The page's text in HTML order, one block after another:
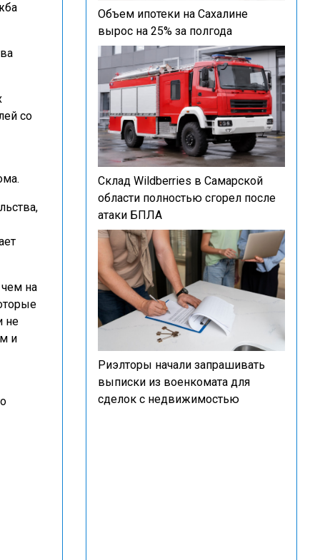
со
на
не
и
Объем ипотеки на Сахалине
вырос на 25% за полгода
Склад Wildberries в Самарской
области полностью сгорел после
атаки БПЛА
Риэлторы начали запрашивать
выписки из военкомата для
сделок с недвижимостью